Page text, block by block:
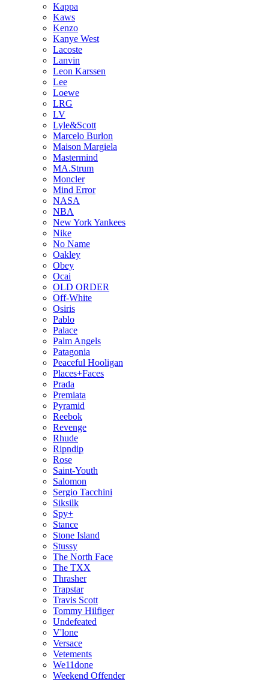
Kappa
Kaws
Kenzo
Kanye West
Lacoste
Lanvin
Leon Karssen
Lee
Loewe
LRG
LV
Lyle&Scott
Marcelo Burlon
Maison Margiela
Mastermind
MA.Strum
Moncler
Mind Error
NASA
NBA
New York Yankees
Nike
No Name
Oakley
Obey
Ocai
OLD ORDER
Off-White
Osiris
Pablo
Palace
Palm Angels
Patagonia
Peaceful Hooligan
Places+Faces
Prada
Premiata
Pyramid
Reebok
Revenge
Rhude
Ripndip
Rose
Saint-Youth
Salomon
Sergio Tacchini
Siksilk
Spy+
Stance
Stone Island
Stussy
The North Face
The TXX
Thrasher
Trapstar
Travis Scott
Tommy Hilfiger
Undefeated
V'lone
Versace
Vetements
We11done
Weekend Offender